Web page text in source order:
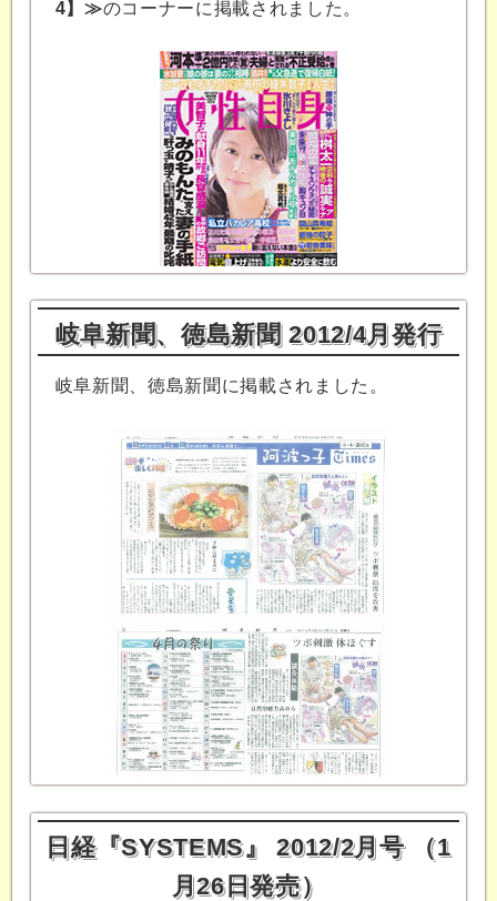
4】≫のコーナーに掲載されました。
岐阜新聞、徳島新聞 2012/4月発行
岐阜新聞、徳島新聞に掲載されました。
日経『SYSTEMS』 2012/2月号 （1
月26日発売）